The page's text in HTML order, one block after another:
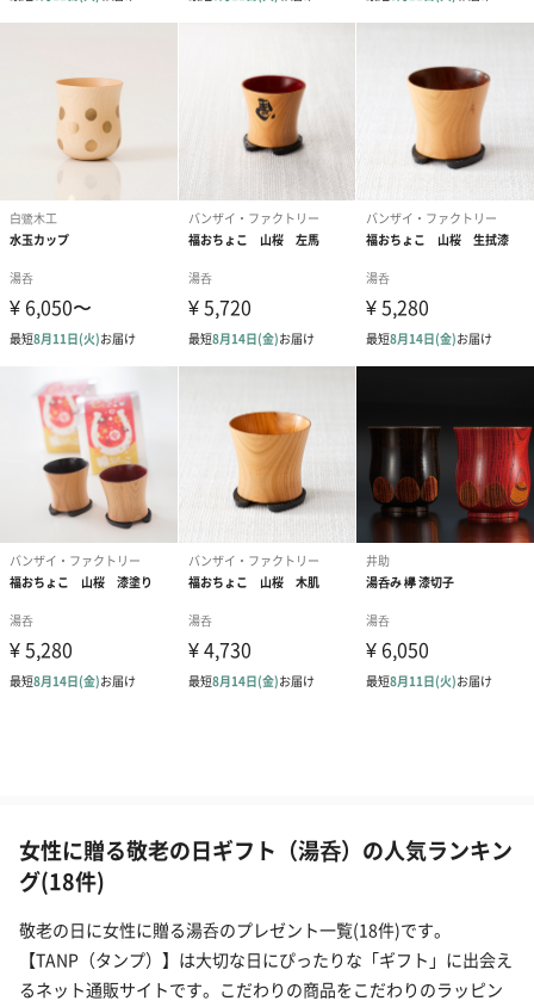
女性に贈る敬老の日ギフト（湯呑）の人気ランキン
グ(18件)
敬老の日に女性に贈る湯呑のプレゼント一覧(18件)です。
【TANP（タンプ）】は大切な日にぴったりな「ギフト」に出会え
るネット通販サイトです。こだわりの商品をこだわりのラッピン